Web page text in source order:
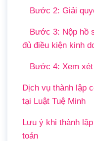
Bước 2: Giải
Bước 3: Nộp hồ
đủ điều kiện kinh
Bước 4: Xem
Dịch vụ thành lập
tại Luật Tuệ Minh
Lưu ý khi thành
toán